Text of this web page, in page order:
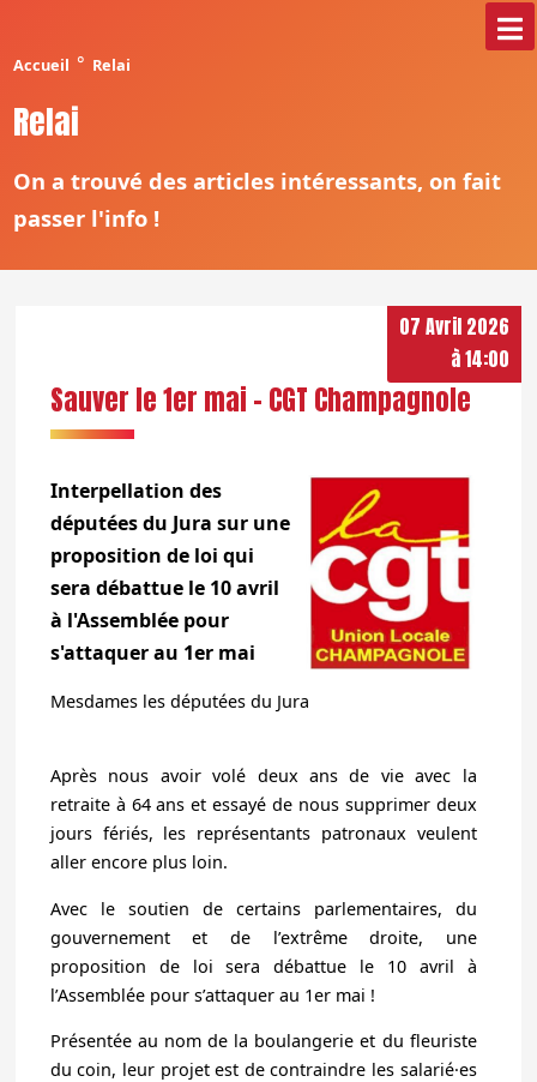
Accueil ° Relai
Relai
On a trouvé des articles intéressants, on fait
passer l'info !
07 Avril 2026
à 14:00
Sauver le 1er mai - CGT Champagnole
Interpellation des
députées du Jura sur une
proposition de loi qui
sera débattue le 10 avril
à l'Assemblée pour
s'attaquer au 1er mai
Mesdames les députées du Jura
Après nous avoir volé deux ans de vie avec la
retraite à 64 anset essayé de nous supprimer deux
jours fériés, les représentants patronaux veulent
aller encore plus loin.
Avec le soutien de certains parlementaires, du
gouvernement et de l’extrême droite, une
proposition de loi sera débattue le 10 avril à
l’Assemblée pour s’attaquer au 1er mai !
Présentée au nom de la boulangerie et du fleuriste
du coin, leur projet est de contraindre les salarié·es